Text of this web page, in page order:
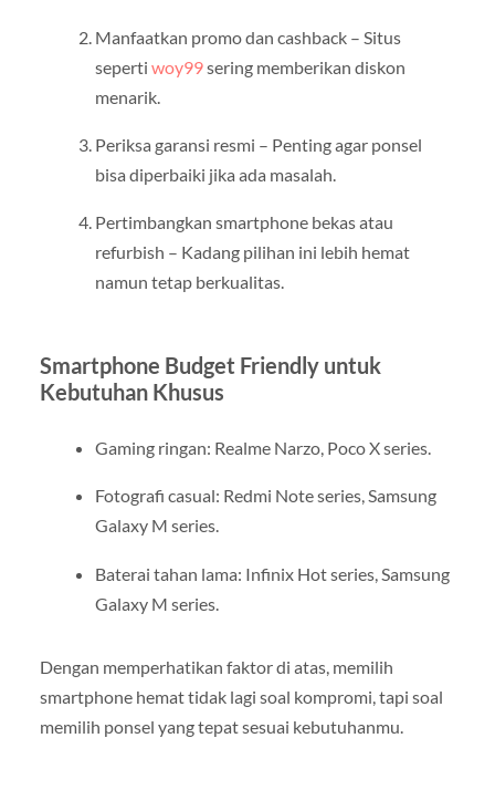
Manfaatkan promo dan cashback – Situs
seperti woy99sering memberikan diskon
menarik.
Periksa garansi resmi – Penting agar ponsel
bisa diperbaiki jika ada masalah.
Pertimbangkan smartphone bekas atau
refurbish – Kadang pilihan ini lebih hemat
namun tetap berkualitas.
Smartphone Budget Friendly untuk
Kebutuhan Khusus
Gaming ringan: Realme Narzo, Poco X series.
Fotografi casual: Redmi Note series, Samsung
Galaxy M series.
Baterai tahan lama: Infinix Hot series, Samsung
Galaxy M series.
Dengan memperhatikan faktor di atas, memilih
smartphone hemat tidak lagi soal kompromi, tapi soal
memilih ponsel yang tepat sesuai kebutuhanmu.